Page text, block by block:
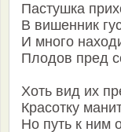
Пастушка
В вишенник
И много
Плодов пред
Хоть вид их
Красотку
Но путь к ним